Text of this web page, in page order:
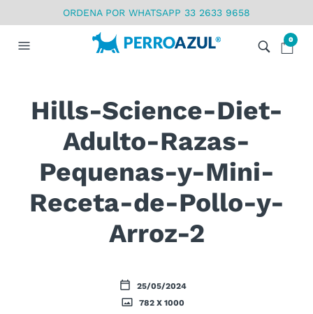
ORDENA POR WHATSAPP 33 2633 9658
0
Hills-Science-Diet-
Adulto-Razas-
Pequenas-y-Mini-
Receta-de-Pollo-y-
Arroz-2
25/05/2024
782 X 1000